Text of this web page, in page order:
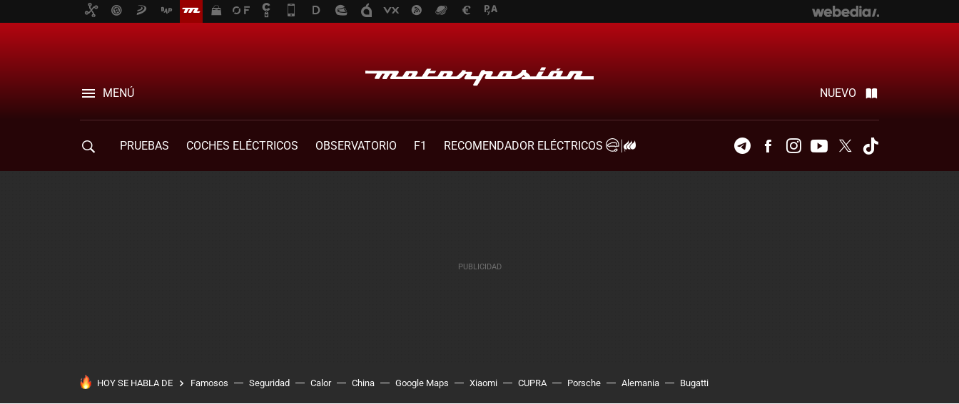
MENÚ NUEVO
PRUEBAS COCHES ELÉCTRICOS OBSERVATORIO F1
RECOMENDADOR ELÉCTRICOS
TelegramFacebookInstagramYoutubeTwitter
HOY SE HABLA DE Famosos Seguridad Calor China Google Maps Xiaomi CUPRA Porsche Alemania Bugatti